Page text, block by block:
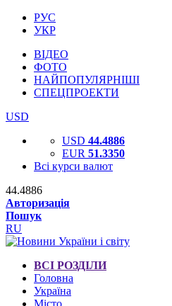
РУС
УКР
ВІДЕО
ФОТО
НАЙПОПУЛЯРНІШІ
СПЕЦПРОЕКТИ
USD
USD 44.4886
EUR 51.3350
Всі курси валют
44.4886
Авторизація
Пошук
RU
ВСІ РОЗДІЛИ
Головна
Україна
Місто